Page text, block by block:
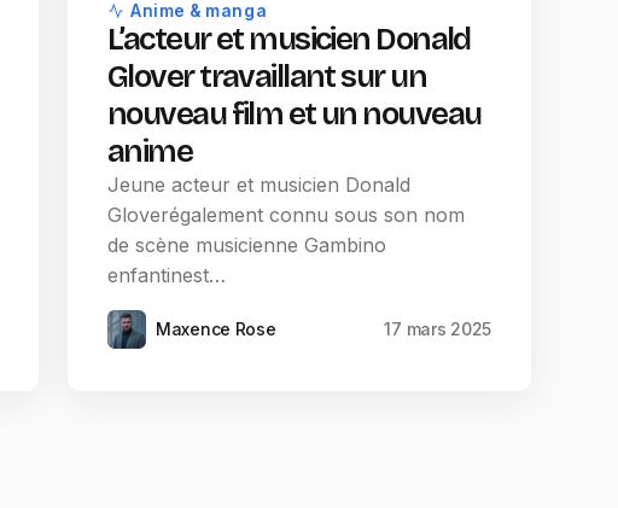
Anime & manga
L’acteur et musicien Donald
Glover travaillant sur un
nouveau film et un nouveau
anime
Jeune acteur et musicien Donald
Gloverégalement connu sous son nom
de scène musicienne Gambino
enfantinest…
Maxence Rose 17 mars 2025